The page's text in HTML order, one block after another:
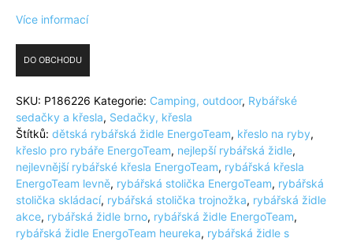
Více informací
DO OBCHODU
SKU: P186226 Kategorie: Camping, outdoor, Rybářské
sedačky a křesla, Sedačky, křesla
Štítků: dětská rybářská židle EnergoTeam, křeslo na ryby,
křeslo pro rybáře EnergoTeam, nejlepší rybářská židle,
nejlevnější rybářské křesla EnergoTeam, rybářská křesla
EnergoTeam levně, rybářská stolička EnergoTeam, rybářská
stolička skládací, rybářská stolička trojnožka, rybářská židle
akce, rybářská židle brno, rybářská židle EnergoTeam,
rybářská židle EnergoTeam heureka, rybářská židle s